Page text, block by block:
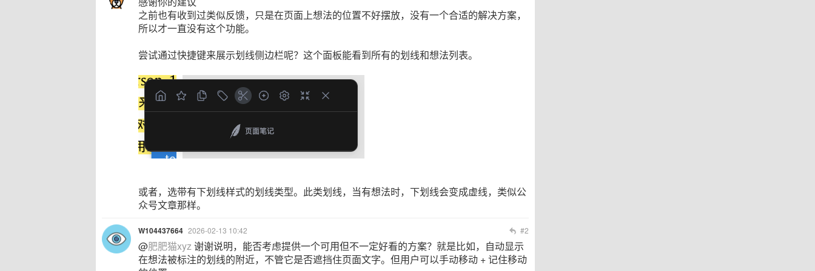
之前也有收到过类似反馈，只是在页面上想法的位置不好摆放，没有一个合适的解决方案，
所以才一直没有这个功能。
尝试通过快捷键来展示划线侧边栏呢？这个面板能看到所有的划线和想法列表。
或者，选带有下划线样式的划线类型。此类划线，当有想法时，下划线会变成虚线，类似公
众号文章那样。
W104437664 2026-02-13 10:42 #2
@肥肥猫xyz谢谢说明，能否考虑提供一个可用但不一定好看的方案？就是比如，自动显示
在想法被标注的划线的附近，不管它是否遮挡住页面文字。但用户可以手动移动 + 记住移动